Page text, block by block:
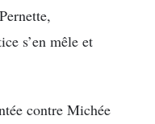
s’en mêle et
contre Michée